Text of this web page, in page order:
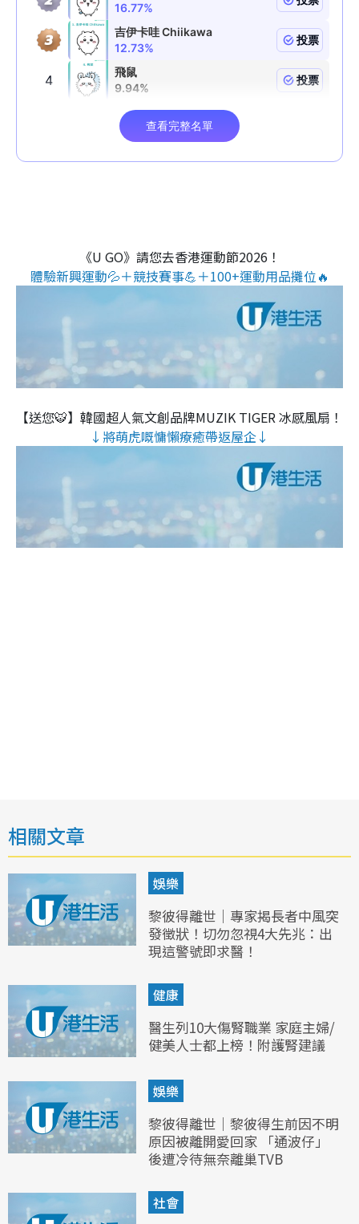
《U GO》請您去香港運動節2026！
體驗新興運動💦＋競技賽事💪＋100+運動用品攤位🔥
【送您🐯】韓國超人氣文創品牌MUZIK TIGER 冰感風扇！
↓將萌虎嘅慵懶療癒帶返屋企↓
相關文章
娛樂
黎彼得離世｜專家揭長者中風突
發徵狀！切勿忽視4大先兆：出
現這警號即求醫！
健康
醫生列10大傷腎職業 家庭主婦/
健美人士都上榜！附護腎建議
娛樂
黎彼得離世｜黎彼得生前因不明
原因被離開愛回家 「通波仔」
後遭冷待無奈離巢TVB
社會